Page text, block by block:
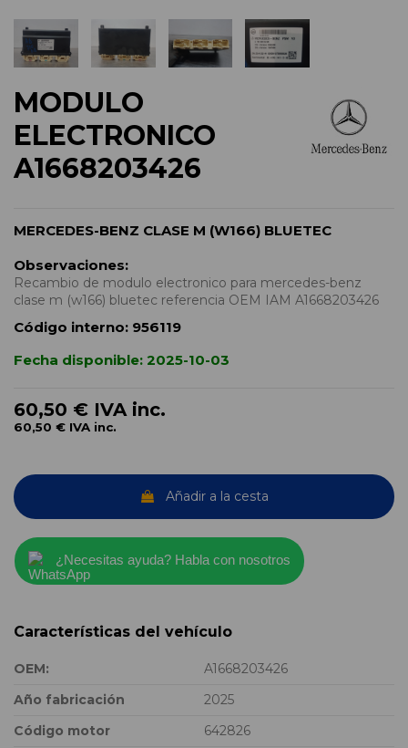
MODULO
ELECTRONICO
A1668203426
MERCEDES-BENZ CLASE M (W166) BLUETEC
Observaciones:
Recambio de modulo electronico para mercedes-benz
clase m (w166) bluetec referencia OEM IAM A1668203426
Código interno: 956119
Fecha disponible: 2025-10-03
60,50 € IVA inc.
60,50 € IVA inc.
Añadir a la cesta
¿Necesitas ayuda? Habla con nosotros
Características del vehículo
OEM:
A1668203426
Año fabricación
2025
Código motor
642826